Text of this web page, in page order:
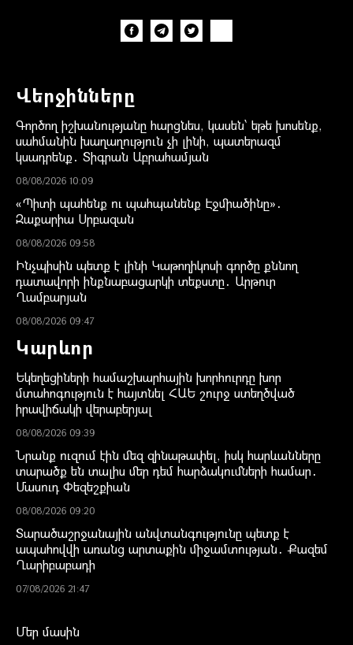
Վերջինները
Գործող իշխանությանը հարցնես, կասեն՝ եթե խոսենք,
սահմանին խաղաղություն չի լինի, պատերազմ
կսադրենք․ Տիգրան Աբրահամյան
08/08/2026 10:09
«Պիտի պահենք ու պահպանենք Էջմիածինը»․
Զաքարիա Սրբազան
08/08/2026 09:58
Ինչպիսին պետք է լինի Կաթողիկոսի գործը քննող
դատավորի ինքնաբացարկի տեքստը․ Արթուր
Ղամբարյան
08/08/2026 09:47
Կարևոր
Եկեղեցիների համաշխարհային խորհուրդը խոր
մտահոգություն է հայտնել ՀԱԵ շուրջ ստեղծված
իրավիճակի վերաբերյալ
08/08/2026 09:39
Նրանք ուզում էին մեզ զինաթափել, իսկ հարևանները
տարածք են տալիս մեր դեմ հարձակումների համար․
Մասուդ Փեզեշքիան
08/08/2026 09:20
Տարածաշրջանային անվտանգությունը պետք է
ապահովվի առանց արտաքին միջամտության․ Քազեմ
Ղարիբաբադի
07/08/2026 21:47
Մեր մասին